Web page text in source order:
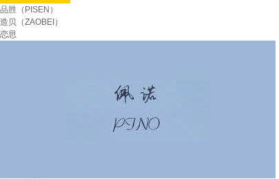
品胜（PISEN）
造贝（ZAOBEI）
恋思